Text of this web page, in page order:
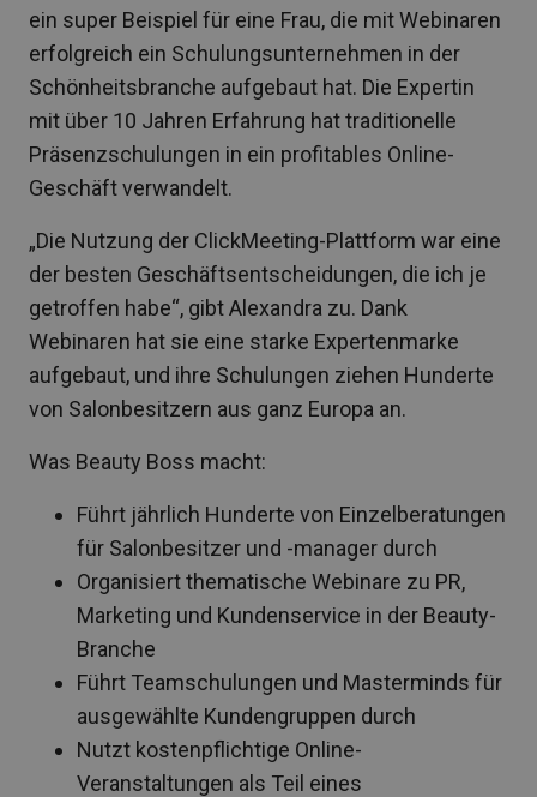
ein super Beispiel für eine Frau, die mit Webinaren
erfolgreich ein Schulungsunternehmen in der
Schönheitsbranche aufgebaut hat. Die Expertin
mit über 10 Jahren Erfahrung hat traditionelle
Präsenzschulungen in ein profitables Online-
Geschäft verwandelt.
„Die Nutzung der ClickMeeting-Plattform war eine
der besten Geschäftsentscheidungen, die ich je
getroffen habe“, gibt Alexandra zu. Dank
Webinaren hat sie eine starke Expertenmarke
aufgebaut, und ihre Schulungen ziehen Hunderte
von Salonbesitzern aus ganz Europa an.
Was Beauty Boss macht:
Führt jährlich Hunderte von Einzelberatungen
für Salonbesitzer und -manager durch
Organisiert thematische Webinare zu PR,
Marketing und Kundenservice in der Beauty-
Branche
Führt Teamschulungen und Masterminds für
ausgewählte Kundengruppen durch
Nutzt kostenpflichtige Online-
Veranstaltungen als Teil eines